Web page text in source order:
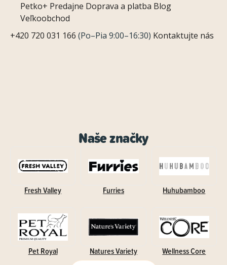
Petko+ Predajne Doprava a platba Blog
Veľkoobchod
+420 720 031 166 (Po–Pia 9:00–16:30) Kontaktujte nás
Naše značky
Fresh Valley Furries Huhubamboo
Pet Royal Natures Variety Wellness Core